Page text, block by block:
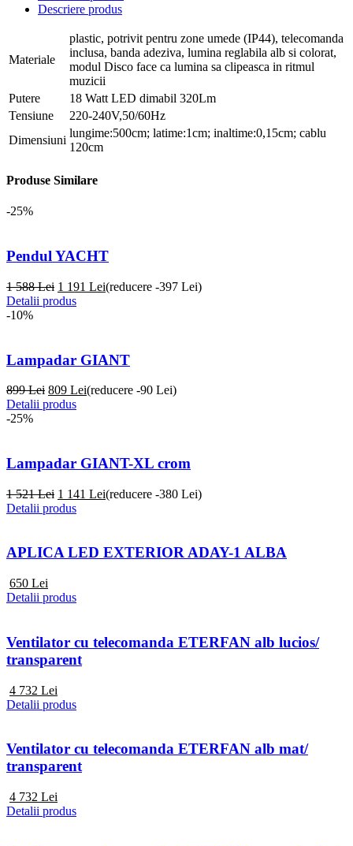
Descriere produs
Materiale
plastic, potrivit pentru zone umede (IP44), telecomanda
inclusa, banda adeziva, lumina reglabila alb si colorat,
modul Disco face ca lumina sa clipeasca in ritmul
muzicii
Putere
18 Watt LED dimabil 320Lm
Tensiune
220-240V,50/60Hz
Dimensiuni
lungime:500cm; latime:1cm; inaltime:0,15cm; cablu
120cm
Produse Similare
-25%
Pendul YACHT
1 588 Lei 1 191 Lei(reducere -397 Lei)
Detalii produs
-10%
Lampadar GIANT
899 Lei 809 Lei(reducere -90 Lei)
Detalii produs
-25%
Lampadar GIANT-XL crom
1 521 Lei 1 141 Lei(reducere -380 Lei)
Detalii produs
APLICA LED EXTERIOR ADAY-1 ALBA
650 Lei
Detalii produs
Ventilator cu telecomanda ETERFAN alb lucios/
transparent
4 732 Lei
Detalii produs
Ventilator cu telecomanda ETERFAN alb mat/
transparent
4 732 Lei
Detalii produs